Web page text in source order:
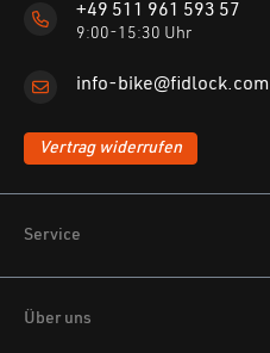
+49 511 961 593 57
9:00-15:30 Uhr
info-bike@fidlock.com
Vertrag widerrufen
Service
Über uns